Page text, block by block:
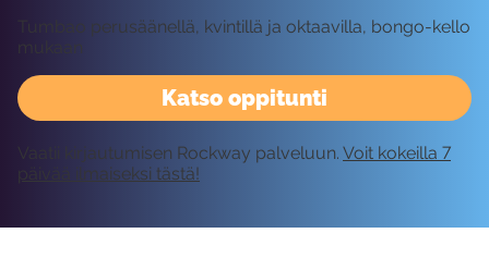
Katso oppitunti
Tumbao perusäänellä, kvintillä ja oktaavilla, bongo-kello
mukaan
Vaatii kirjautumisen Rockway palveluun. Voit kokeilla 7
päivää ilmaiseksi tästä!